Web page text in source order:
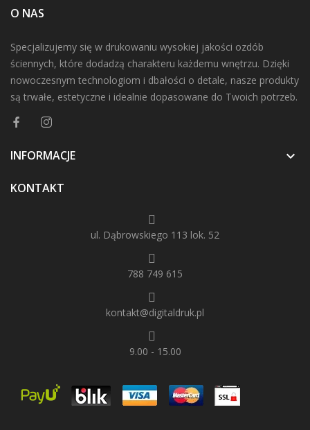
O NAS
Specjalizujemy się w drukowaniu wysokiej jakości ozdób
ściennych, które dodadzą charakteru każdemu wnętrzu. Dzięki
nowoczesnym technologiom i dbałości o detale, nasze produkty
są trwałe, estetyczne i idealnie dopasowane do Twoich potrzeb.
INFORMACJE 
KONTAKT
ul. Dąbrowskiego 113 lok. 52
788 749 615
kontakt@digitaldruk.pl
9.00 - 15.00